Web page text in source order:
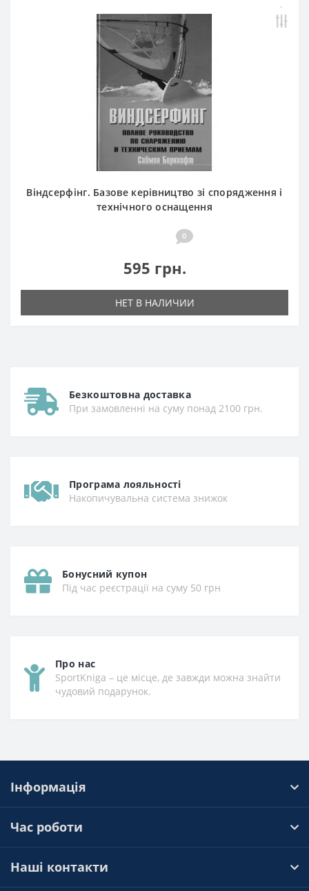
Віндсерфінг. Базове керівництво зі спорядження і
технічного оснащення
0
595 грн.
НЕТ В НАЛИЧИИ
Безкоштовна доставка
При замовленні на суму понад 2100 грн.
Програма лояльності
Накопичувальна система знижок
Бонусний купон
Під час реєстрації на суму 50 грн
Про нас
SportKniga – це місце, де завжди можна знайти
чудовий подарунок.
Інформація
Час роботи
Наші контакти